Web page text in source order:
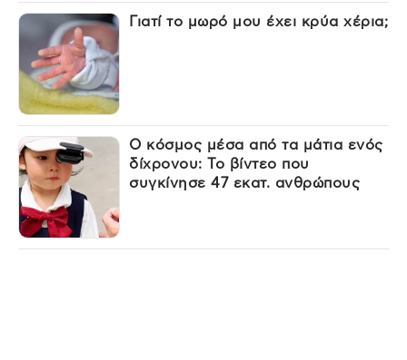
Γιατί το μωρό μου έχει κρύα χέρια;
Ο κόσμος μέσα από τα μάτια ενός
δίχρονου: Το βίντεο που
συγκίνησε 47 εκατ. ανθρώπους